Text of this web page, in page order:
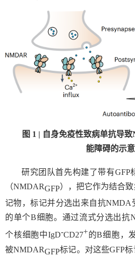
图 1 | 自身免疫性致病单抗导致
能障碍的示
研究团队首先构建了带有GFP
（NMDARGFP），把它作为结合
记物，标记并分选出来自抗NMDA
的单个B细胞。通过流式分选出抗
个核细胞中IgD-CD27+的B细胞，
被NMDARGFP标记。对这些GFP标